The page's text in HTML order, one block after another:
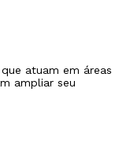
atuam em áreas
ampliar seu